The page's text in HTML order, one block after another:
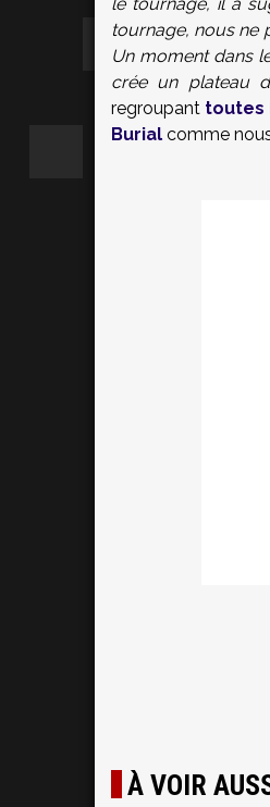
tournage, nous ne
Un moment dans
crée un plateau
regroupant toutes
Burial comme
À VOIR